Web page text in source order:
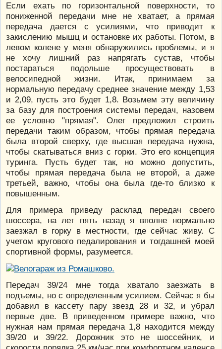
Если ехать по горизонтальной поверхности, то
пониженной передачи мне не хватает, а прямая
передача дается с усилиями, что приводит к
закислению мышц и остановке их работы. Потом, в
левом колене у меня обнаружились проблемы, и я
не хочу лишний раз напрягать сустав, чтобы
постараться подольше просуществовать в
велосипедной жизни. Итак, принимаем за
нормальную передачу среднее значение между 1,53
и 2,09, пусть это будет 1,8. Возьмем эту величину
за базу для построения системы передач, назовем
ее условно "прямая". Олег предложил строить
передачи таким образом, чтобы прямая передача
была второй сверху, где высшая передача нужна,
чтобы скатываться вниз с горки. Это его концепция
туринга. Пусть будет так, но можно допустить,
чтобы прямая передача была не второй, а даже
третьей, важно, чтобы она была где-то близко к
повышенным.
Для примера приведу расклад передач своего
шоссера, на лет пять назад я вполне нормально
заезжал в горку в местности, где сейчас живу. С
учетом кругового педалирования и тогдашней моей
спортивной формы, разумеется.
Передач 39/24 мне тогда хватало заезжать в
подъемы, но с определенным усилием. Сейчас я бы
добавил в кассету пару звезд 28 и 32, и убрал
первые две. В приведенном примере важно, что
нужная нам прямая передача 1,8 находится между
39/20 и 39/22. Дорожник это не шоссейник, и